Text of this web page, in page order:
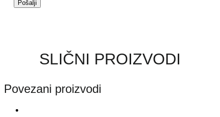
SLIČNI PROIZVODI
Povezani proizvodi